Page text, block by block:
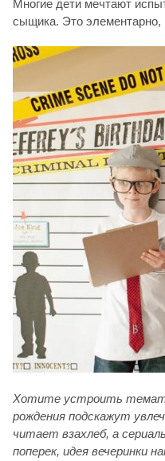
Многие дети мечтают
сыщика. Это элементарно,
Хотите устроить
рождения подскажут
читает взахлеб, а
поперек, идея вечеринки